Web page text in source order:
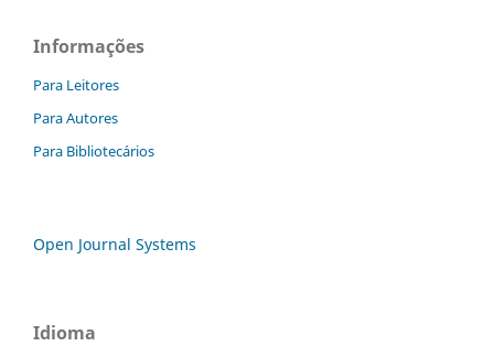
Informações
Para Leitores
Para Autores
Para Bibliotecários
Open Journal Systems
Idioma